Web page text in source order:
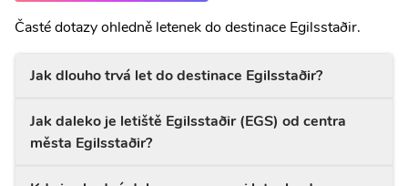
Časté dotazy ohledně letenek do destinace Egilsstaðir.
Jak dlouho trvá let do destinace Egilsstaðir?
Jak daleko je letiště Egilsstaðir (EGS) od centra
města Egilsstaðir?